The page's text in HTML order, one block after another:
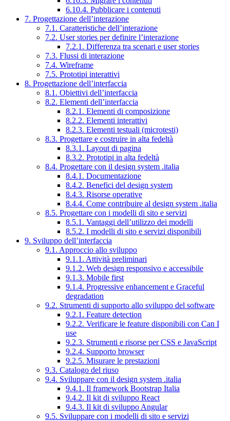
6.10.4. Pubblicare i contenuti
7. Progettazione dell’interazione
7.1. Caratteristiche dell’interazione
7.2. User stories per definire l’interazione
7.2.1. Differenza tra scenari e user stories
7.3. Flussi di interazione
7.4. Wireframe
7.5. Prototipi interattivi
8. Progettazione dell’interfaccia
8.1. Obiettivi dell’interfaccia
8.2. Elementi dell’interfaccia
8.2.1. Elementi di composizione
8.2.2. Elementi interattivi
8.2.3. Elementi testuali (microtesti)
8.3. Progettare e costruire in alta fedeltà
8.3.1. Layout di pagina
8.3.2. Prototipi in alta fedeltà
8.4. Progettare con il design system .italia
8.4.1. Documentazione
8.4.2. Benefici del design system
8.4.3. Risorse operative
8.4.4. Come contribuire al design system .italia
8.5. Progettare con i modelli di sito e servizi
8.5.1. Vantaggi dell’utilizzo dei modelli
8.5.2. I modelli di sito e servizi disponibili
9. Sviluppo dell’interfaccia
9.1. Approccio allo sviluppo
9.1.1. Attività preliminari
9.1.2. Web design responsivo e accessibile
9.1.3. Mobile first
9.1.4. Progressive enhancement e Graceful
degradation
9.2. Strumenti di supporto allo sviluppo del software
9.2.1. Feature detection
9.2.2. Verificare le feature disponibili con Can I
use
9.2.3. Strumenti e risorse per CSS e JavaScript
9.2.4. Supporto browser
9.2.5. Misurare le prestazioni
9.3. Catalogo del riuso
9.4. Sviluppare con il design system .italia
9.4.1. Il framework Bootstrap Italia
9.4.2. Il kit di sviluppo React
9.4.3. Il kit di sviluppo Angular
9.5. Sviluppare con i modelli di sito e servizi